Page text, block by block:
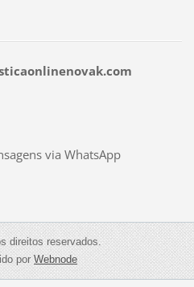
via WhatsApp
direitos reservados.
porWebnode